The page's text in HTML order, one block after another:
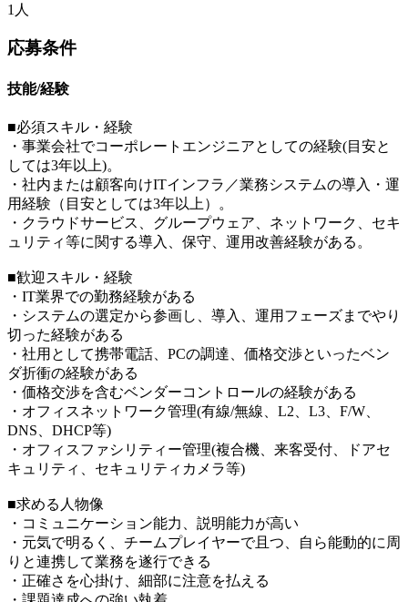
1人
応募条件
技能/経験
■必須スキル・経験
・事業会社でコーポレートエンジニアとしての経験(目安と
しては3年以上)。
・社内または顧客向けITインフラ／業務システムの導入・運
用経験（目安としては3年以上）。
・クラウドサービス、グループウェア、ネットワーク、セキ
ュリティ等に関する導入、保守、運用改善経験がある。
■歓迎スキル・経験
・IT業界での勤務経験がある
・システムの選定から参画し、導入、運用フェーズまでやり
切った経験がある
・社用として携帯電話、PCの調達、価格交渉といったベン
ダ折衝の経験がある
・価格交渉を含むベンダーコントロールの経験がある
・オフィスネットワーク管理(有線/無線、L2、L3、F/W、
DNS、DHCP等)
・オフィスファシリティー管理(複合機、来客受付、ドアセ
キュリティ、セキュリティカメラ等)
■求める人物像
・コミュニケーション能力、説明能力が高い
・元気で明るく、チームプレイヤーで且つ、自ら能動的に周
りと連携して業務を遂行できる
・正確さを心掛け、細部に注意を払える